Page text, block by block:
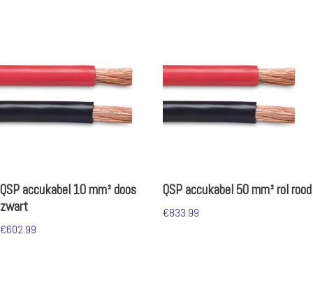
QSP accukabel 10 mm² doos
zwart
€602.99
QSP accukabel 50 mm² rol rood
€833.99